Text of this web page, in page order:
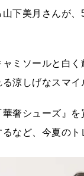
下美月さんが
ミソールと白
涼しげなスマイ
奢シューズ』
など、今夏の